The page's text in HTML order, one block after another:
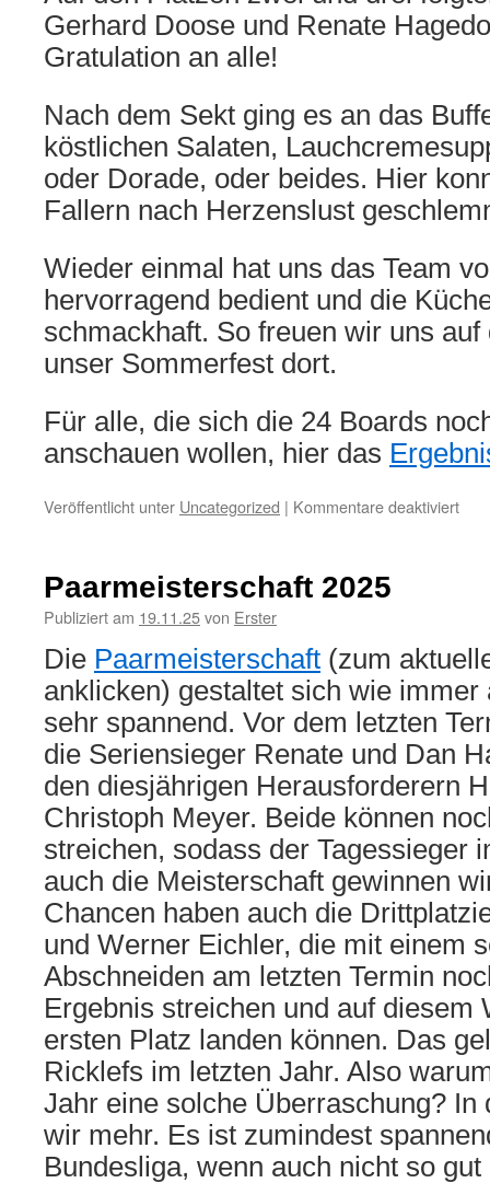
Gerhard Doose und Renate
Gratulation an alle!
Nach dem Sekt ging es an das
köstlichen Salaten,
oder Dorade, oder beides. Hier
Fallern nach Herzenslust
Wieder einmal hat uns das Team
hervorragend bedient und die
schmackhaft. So freuen wir uns auf
unser Sommerfest dort.
Für alle, die sich die 24 Boards
anschauen wollen, hier das
Veröffentlicht unter Uncategorized | Kommentare deaktiviertfür
Paarmeisterschaft 2025
Publiziert am 19.11.25von Erster
Die Paarmeisterschaft (zum
anklicken) gestaltet sich wie immer
sehr spannend. Vor dem letzten
die Seriensieger Renate und Dan
den diesjährigen Herausforderern
Christoph Meyer. Beide können
streichen, sodass der Tagessieger
auch die Meisterschaft gewinnen
Chancen haben auch die
und Werner Eichler, die mit einem
Abschneiden am letzten Termin
Ergebnis streichen und auf diesem
ersten Platz landen können. Das
Ricklefs im letzten Jahr. Also
Jahr eine solche Überraschung? In
wir mehr. Es ist zumindest
Bundesliga, wenn auch nicht so gut